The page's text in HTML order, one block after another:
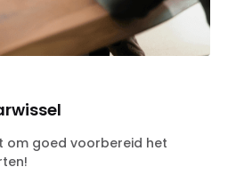
om goed voorbereid het